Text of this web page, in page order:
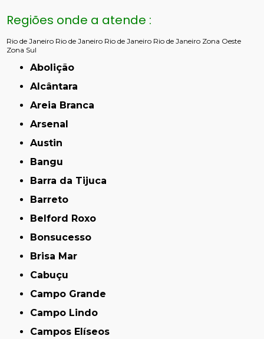
Regiões onde a atende :
Rio de Janeiro Rio de Janeiro Rio de Janeiro Rio de Janeiro Zona Oeste
Zona Sul
Abolição
Alcântara
Areia Branca
Arsenal
Austin
Bangu
Barra da Tijuca
Barreto
Belford Roxo
Bonsucesso
Brisa Mar
Cabuçu
Campo Grande
Campo Lindo
Campos Elíseos